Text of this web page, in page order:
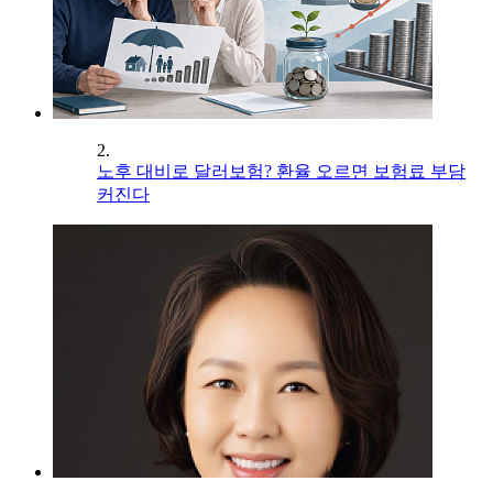
2.
노후 대비로 달러보험? 환율 오르면 보험료 부담
커진다